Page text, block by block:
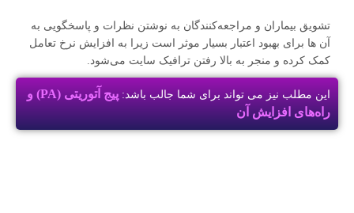
تشویق بیماران و مراجعه‌کنندگان به نوشتن نظرات و پاسخگویی به
آن ها برای بهبود اعتبار بسیار موثر است زیرا به افزایش نرخ تعامل
کمک کرده و منجر به بالا رفتن ترافیک سایت می‌شود.
این مطلب نیز می تواند برای شما جالب باشد:
پیج آتوریتی (PA) و
راه‌های افزایش آن